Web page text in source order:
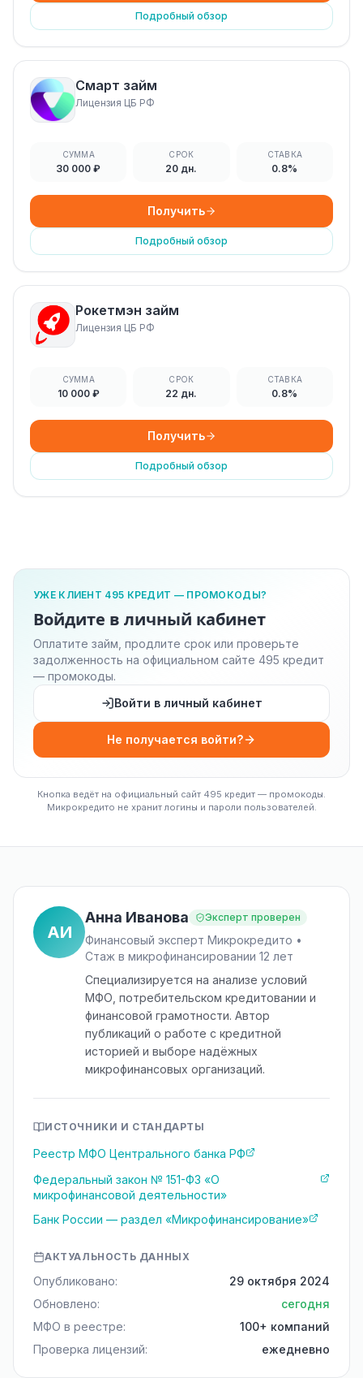
Подробный обзор
Смарт займ
Лицензия ЦБ РФ
СУММА
30 000 ₽
СРОК
20 дн.
СТАВКА
0.8%
Получить
Подробный обзор
Рокетмэн займ
Лицензия ЦБ РФ
СУММА
10 000 ₽
СРОК
22 дн.
СТАВКА
0.8%
Получить
Подробный обзор
УЖЕ КЛИЕНТ 495 КРЕДИТ — ПРОМОКОДЫ?
Войдите в личный кабинет
Оплатите займ, продлите срок или проверьте
задолженность на официальном сайте 495 кредит
— промокоды.
Войти в личный кабинет
Не получается войти?
Кнопка ведёт на официальный сайт 495 кредит — промокоды.
Микрокредито не хранит логины и пароли пользователей.
АИ
Анна Иванова Эксперт проверен
Финансовый эксперт Микрокредито •
Стаж в микрофинансировании 12 лет
Специализируется на анализе условий
МФО, потребительском кредитовании и
финансовой грамотности. Автор
публикаций о работе с кредитной
историей и выборе надёжных
микрофинансовых организаций.
ИСТОЧНИКИ И СТАНДАРТЫ
Реестр МФО Центрального банка РФ
Федеральный закон № 151-ФЗ «О
микрофинансовой деятельности»
Банк России — раздел «Микрофинансирование»
АКТУАЛЬНОСТЬ ДАННЫХ
Опубликовано:
29 октября 2024
Обновлено:
сегодня
МФО в реестре:
100+ компаний
Проверка лицензий:
ежедневно